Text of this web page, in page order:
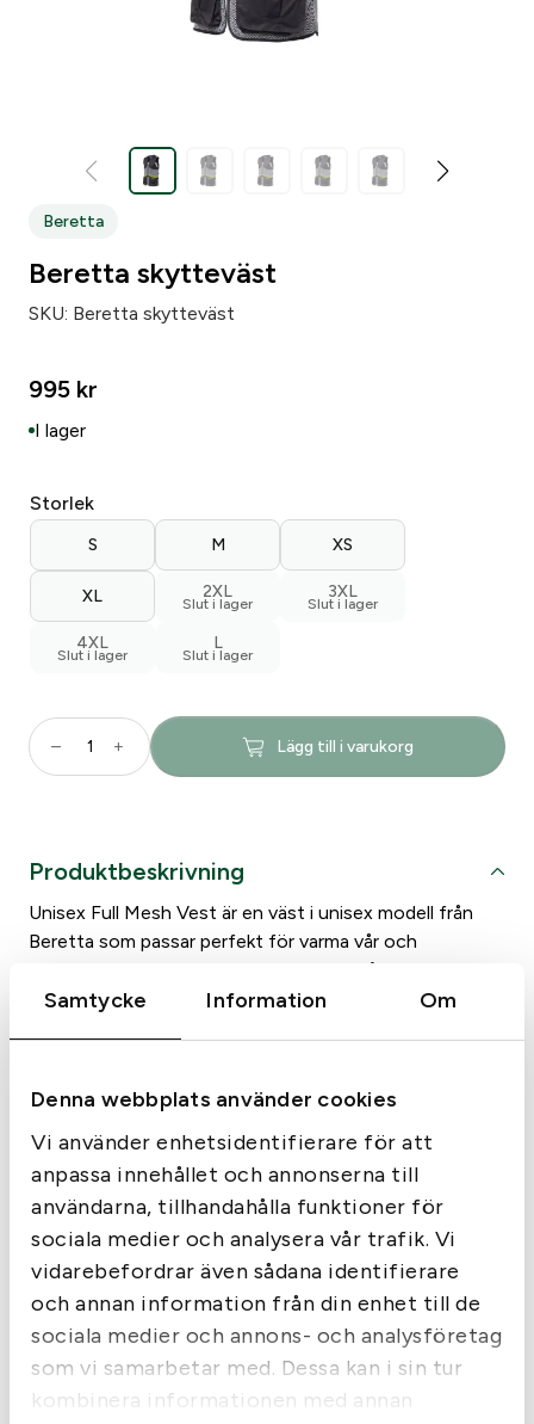
Samtycke Information Om
Denna webbplats använder cookies
Vi använder enhetsidentifierare för att
anpassa innehållet och annonserna till
användarna, tillhandahålla funktioner för
sociala medier och analysera vår trafik. Vi
vidarebefordrar även sådana identifierare
och annan information från din enhet till de
sociala medier och annons- och analysföretag
som vi samarbetar med. Dessa kan i sin tur
kombinera informationen med annan
Beretta
Beretta skytteväst
SKU: Beretta skytteväst
995 kr
I lager
Storlek
S
2XL 3XL
4XL L
M XS
XL
B
e
t
a
s
t
v
ä
t
m
ä
n
g
d
– + Lägg till i varukorg
Produktbeskrivning
Unisex Full Mesh Vest är en väst i unisex modell från
Beretta som passar perfekt för varma vår och
sommardagar. Med vida mesh insatser på strategiska
områden för optimal ventilation och fukttransport.
Färg: Ebony & Ice Grey.
Liknande produkter